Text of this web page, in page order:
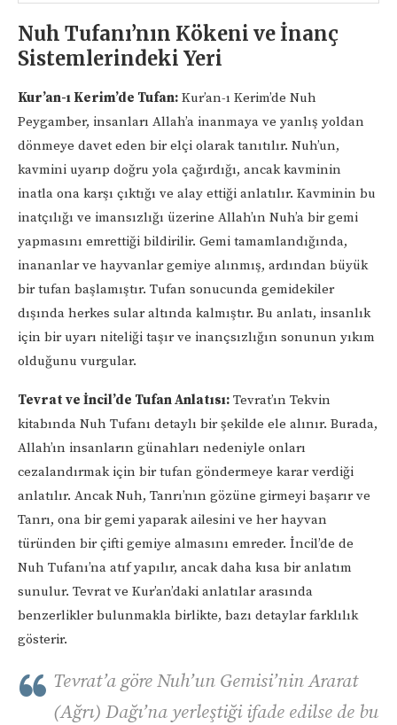
Nuh Tufanı’nın Kökeni ve İnanç
Sistemlerindeki Yeri
Kur’an-ı Kerim’de Tufan: Kur’an-ı Kerim’de Nuh
Peygamber, insanları Allah’a inanmaya ve yanlış yoldan
dönmeye davet eden bir elçi olarak tanıtılır. Nuh’un,
kavmini uyarıp doğru yola çağırdığı, ancak kavminin
inatla ona karşı çıktığı ve alay ettiği anlatılır. Kavminin bu
inatçılığı ve imansızlığı üzerine Allah’ın Nuh’a bir gemi
yapmasını emrettiği bildirilir. Gemi tamamlandığında,
inananlar ve hayvanlar gemiye alınmış, ardından büyük
bir tufan başlamıştır. Tufan sonucunda gemidekiler
dışında herkes sular altında kalmıştır. Bu anlatı, insanlık
için bir uyarı niteliği taşır ve inançsızlığın sonunun yıkım
olduğunu vurgular.
Tevrat ve İncil’de Tufan Anlatısı: Tevrat’ın Tekvin
kitabında Nuh Tufanı detaylı bir şekilde ele alınır. Burada,
Allah’ın insanların günahları nedeniyle onları
cezalandırmak için bir tufan göndermeye karar verdiği
anlatılır. Ancak Nuh, Tanrı’nın gözüne girmeyi başarır ve
Tanrı, ona bir gemi yaparak ailesini ve her hayvan
türünden bir çifti gemiye almasını emreder. İncil’de de
Nuh Tufanı’na atıf yapılır, ancak daha kısa bir anlatım
sunulur. Tevrat ve Kur’an’daki anlatılar arasında
benzerlikler bulunmakla birlikte, bazı detaylar farklılık
gösterir.
Tevrat’a göre Nuh’un Gemisi’nin Ararat
(Ağrı) Dağı’na yerleştiği ifade edilse de bu